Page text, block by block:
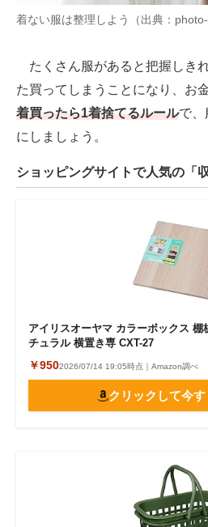
着ない服は整理しよう（出典：photo-
たくさん服があると把握しき
た買ってしまうことになり、お
着買ったら1着捨てるルールで、
にしましょう。
ショッピングサイトで人気の「
アイリスオーヤマ カラーボックス
チュラル 横置き専 CXT-27
￥9502026/07/14 19:05時点｜Amazon調べ
クリックして今す